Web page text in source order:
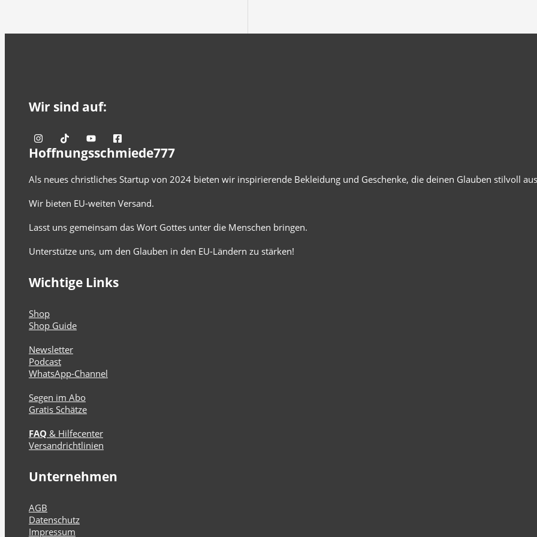
Wir sind auf:
Hoffnungsschmiede777
Als neues christliches Startup von 2024 bieten wir inspirierende Bekleidung und Geschenke, die deinen Glauben stilvoll
Wir bieten EU-weiten Versand.
Lasst uns gemeinsam das Wort Gottes unter die Menschen bringen.
Unterstütze uns, um den Glauben in den EU-Ländern zu stärken!
Wichtige Links
Shop
Shop Guide
Newsletter
Podcast
WhatsApp-Channel
Segen im Abo
Gratis Schätze
FAQ & Hilfecenter
Versandrichtlinien
Unternehmen
AGB
Datenschutz
Impressum